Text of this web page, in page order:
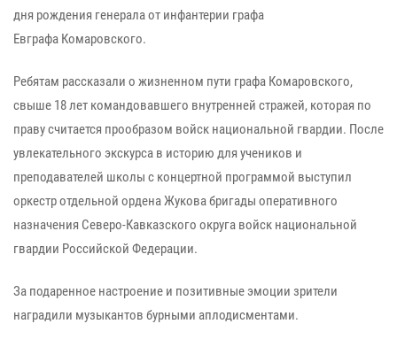
дня рождения генерала от инфантерии графа
Евграфа Комаровского.
Ребятам рассказали о жизненном пути графа Комаровского,
свыше 18 лет командовавшего внутренней стражей, которая по
праву считается прообразом войск национальной гвардии. После
увлекательного экскурса в историю для учеников и
преподавателей школы с концертной программой выступил
оркестротдельной ордена Жукова бригады оперативного
назначения Северо-Кавказского округа войск национальной
гвардии Российской Федерации.
За подаренное настроение и позитивные эмоции зрители
наградили музыкантов бурными аплодисментами.